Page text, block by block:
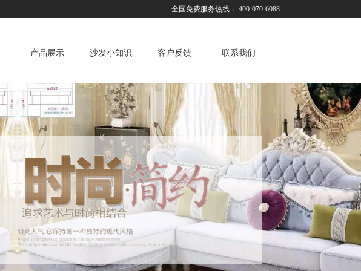
全国免费服务热线： 400-070-6088
产品展示 沙发小知识 客户反馈 联系我们